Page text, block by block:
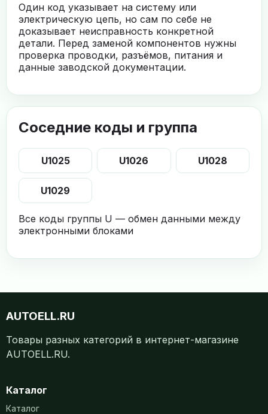
Один код указывает на систему или
электрическую цепь, но сам по себе не
доказывает неисправность конкретной
детали. Перед заменой компонентов нужны
проверка проводки, разъёмов, питания и
данные заводской документации.
Соседние коды и группа
U1025 U1026 U1028
U1029
Все коды группы U — обмен данными между
электронными блоками
AUTOELL.RU
Товары разных категорий в интернет-магазине
AUTOELL.RU.
Каталог
Каталог